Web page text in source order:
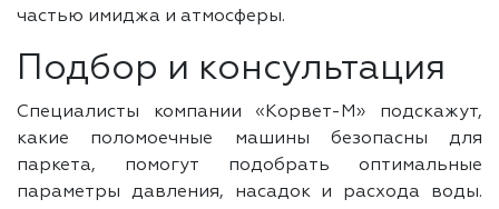
частью имиджа и атмосферы.
Подбор и консультация
Специалисты компании «Корвет-М» подскажут,
какие поломоечные машины безопасны для
паркета, помогут подобрать оптимальные
параметры давления, насадок и расхода воды.